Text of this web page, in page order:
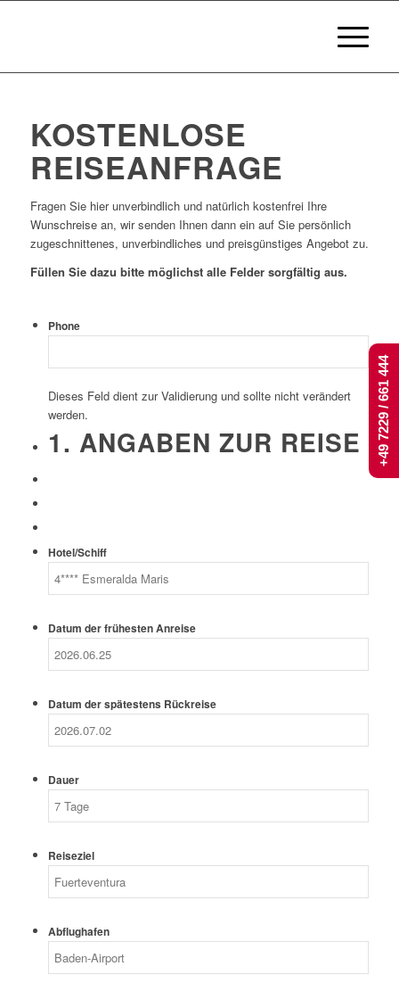
KOSTENLOSE
REISEANFRAGE
Fragen Sie hier unverbindlich und natürlich kostenfrei Ihre
Wunschreise an, wir senden Ihnen dann ein auf Sie persönlich
zugeschnittenes, unverbindliches und preisgünstiges Angebot zu.
Füllen Sie dazu bitte möglichst alle Felder sorgfältig aus.
Phone
Dieses Feld dient zur Validierung und sollte nicht verändert
werden.
1. ANGABEN ZUR REISE
Hotel/Schiff
Datum der frühesten Anreise
Datum der spätestens Rückreise
Dauer
Reiseziel
Abflughafen
+49 7229 / 661 444